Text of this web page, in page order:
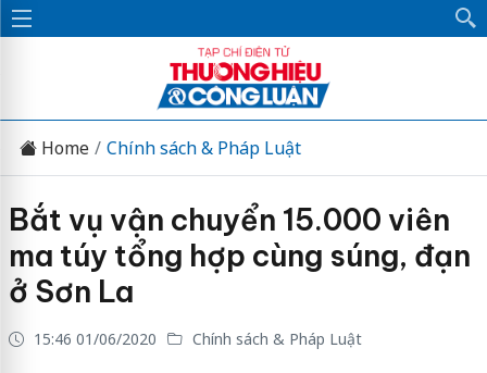
Home Chính sách & Pháp Luật
Bắt vụ vận chuyển 15.000 viên
ma túy tổng hợp cùng súng, đạn
ở Sơn La
15:46 01/06/2020 Chính sách & Pháp Luật